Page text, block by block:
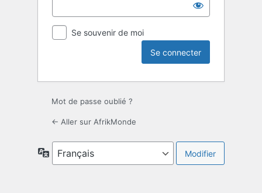
Se souvenir de moi
Mot de passe oublié ?
← Aller sur AfrikMonde
Langue